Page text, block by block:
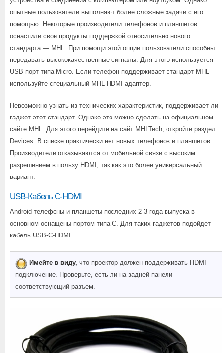
опытные пользователи выполняют более сложные задачи с его
помощью. Некоторые производители телефонов и планшетов
оснастили свои продукты поддержкой относительно нового
стандарта — MHL. При помощи этой опции пользователи способны
передавать высококачественные сигналы. Для этого используется
USB-порт типа Micro. Если телефон поддерживает стандарт MHL —
используйте специальный MHL-HDMI адаптер.
Невозможно узнать из технических характеристик, поддерживает ли
гаджет этот стандарт. Однако это можно сделать на официальном
сайте MHL. Для этого перейдите на сайт MHLTech, откройте раздел
Devices. В списке практически нет новых телефонов и планшетов.
Производители отказываются от мобильной связи с высоким
разрешением в пользу HDMI, так как это более универсальный
вариант.
USB-Кабель C-HDMI
Android телефоны и планшеты последних 2-3 года выпуска в
основном оснащены портом типа С. Для таких гаджетов подойдет
кабель USB-C-HDMI.
Имейте в виду, что проектор должен поддерживать HDMI
подключение. Проверьте, есть ли на задней панели
соответствующий разъем.